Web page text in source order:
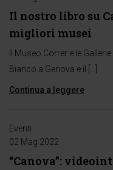
Il nostro libro su
migliori musei
Il Museo Correr e le
Bianco a Genova e il […]
Continua a leggere
Eventi
02 Mag 2022
“Canova”: